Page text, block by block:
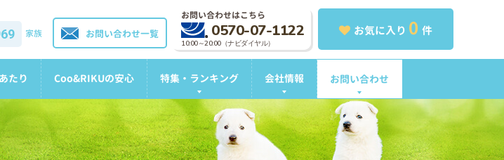
お気に入り 0 件
お問い合わせはこちら
0570-07-1122
10:00～20:00（ナビダイヤル）
お問い合わせ一覧
家族
たり Coo&RIKUの安心 特集・ランキング 会社情報 お問い合わせ